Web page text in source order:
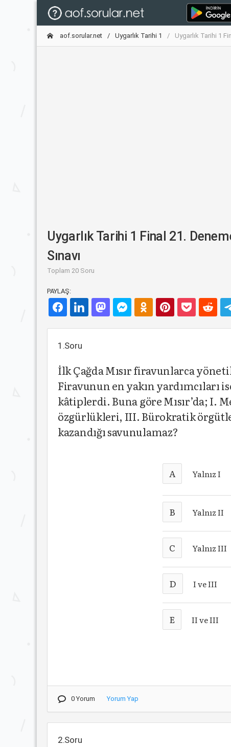
aof.sorular.net Uygarlık Tarihi 1 Uygarlık Tarihi 1
Uygarlık Tarihi 1 Final 21.
Sınavı
Toplam 20 Soru
PAYLAŞ:
1.Soru
İlk Çağda Mısır firavunlarca
Firavunun en yakın yardımcıları
kâtiplerdi. Buna göre Mısır’da; I.
özgürlükleri, III. Bürokratik
kazandığı savunulamaz?
A Yalnız I
B Yalnız II
C Yalnız III
D I ve III
E II ve III
0 Yorum Yorum Yap
2.Soru